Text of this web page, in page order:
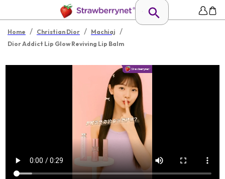
Home / Christian Dior / Machiaj /
Dior Addict Lip Glow Reviving Lip Balm